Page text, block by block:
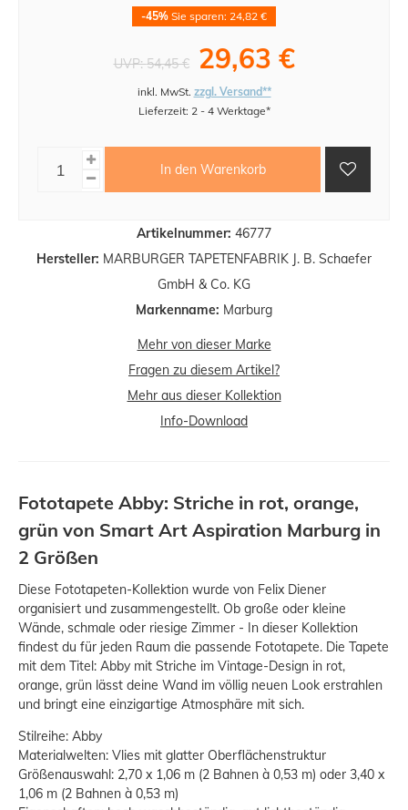
Artikelnummer: 46777
Hersteller: MARBURGER TAPETENFABRIK J. B. Schaefer
GmbH & Co. KG
Markenname: Marburg
-45% Sie sparen: 24,82 €
UVP:54,45 € 29,63 €
inkl. MwSt. zzgl. Versand**
Lieferzeit: 2 - 4 Werktage*
In den Warenkorb
Mehr von dieser Marke
Fragen zu diesem Artikel?
Mehr aus dieser Kollektion
Info-Download
Fototapete Abby: Striche in rot, orange,
grün von Smart Art Aspiration Marburg in
2 Größen
Diese Fototapeten-Kollektion wurde von Felix Diener
organisiert und zusammengestellt. Ob große oder kleine
Wände, schmale oder riesige Zimmer - In dieser Kollektion
findest du für jeden Raum die passende Fototapete. Die Tapete
mit dem Titel: Abby mit Striche im Vintage-Design in rot,
orange, grün lässt deine Wand im völlig neuen Look erstrahlen
und bringt eine einzigartige Atmosphäre mit sich.
Stilreihe: Abby
Materialwelten: Vlies mit glatter Oberflächenstruktur
Größenauswahl: 2,70 x 1,06 m (2 Bahnen à 0,53 m) oder 3,40 x
1,06 m (2 Bahnen à 0,53 m)